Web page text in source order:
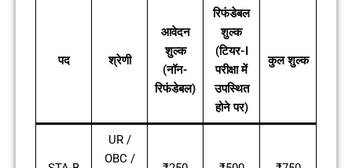
पद श्रेणी
आवेदन
शुल्क
(नॉन-
रिफंडेबल)
रिफंडेबल
शुल्क
(टियर-I
परीक्षा में
उपस्थित
होने पर)
कुल शुल्क
UR /
OBC /